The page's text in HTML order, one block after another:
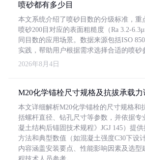
喷砂都有多少目
本文系统介绍了喷砂目数的分级标准，重
喷砂200目对应的表面粗糙度（Ra 3.2-
同目数的应用场景。数据来源包括ISO
实践，帮助用户根据需求选择合适的喷砂
2026年8月4日
M20化学锚栓尺寸规格及抗拔承载力
本文详细解析M20化学锚栓的尺寸规格和
括螺杆直径、钻孔尺寸等参数，并依据专
凝土结构后锚固技术规程》JGJ 145）提
方法和典型数值（如混凝土强度C30下设
内容涵盖安装要点、性能影响因素及选型